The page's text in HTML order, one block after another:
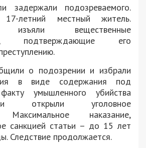
задержали подозреваемого.
летний местный житель.
изъяли вещественные
подтверждающие его
о подозрении и избрали
в виде содержания под
умышленного убийства
открыли уголовное
Максимальное наказание,
санкцией статьи – до 15 лет
Следствие продолжается.